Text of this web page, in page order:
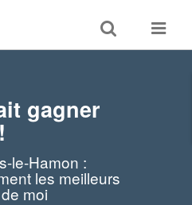
Toggle
search
Toggle
gagner
le-Hamon :
les meilleurs
moi